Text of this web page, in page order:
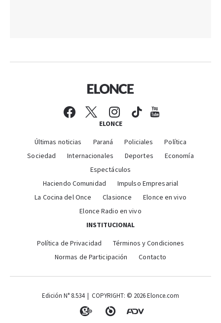
ELONCE
Últimas noticias Paraná Policiales
Política
Sociedad
Internacionales Deportes
Economía
Espectáculos
Haciendo Comunidad
Impulso Empresarial
La Cocina del Once
Clasionce
Elonce en vivo
Elonce Radio en vivo
INSTITUCIONAL
Política de Privacidad
Términos y Condiciones
Normas de Participación
Contacto
Edición N° 8.534 | COPYRIGHT: © 2026 Elonce.com